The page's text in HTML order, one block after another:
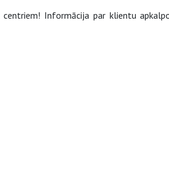
Informācija par klientu